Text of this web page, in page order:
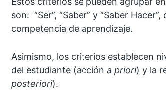
son: “Ser”, “Saber” y “Saber
competencia de aprendizaje.
Asimismo, los criterios establecen
del estudiante (accióna priori) y la
posteriori).